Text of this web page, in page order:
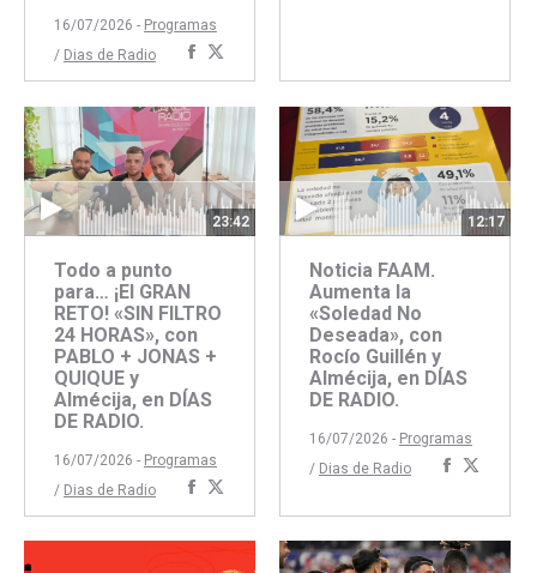
16/07/2026 - Programas
/ Dias de Radio
Compartir
con
Facebook
con
Twitter
23:42
Todo a punto
para… ¡El GRAN
RETO! «SIN FILTRO
24 HORAS», con
PABLO + JONAS +
QUIQUE y
Almécija, en DÍAS
DE RADIO.
16/07/2026 - Programas
/ Dias de Radio
Compartir
con
Facebook
con
Twitter
12:17
Noticia FAAM.
Aumenta la
«Soledad No
Deseada», con
Rocío Guillén y
Almécija, en DÍAS
DE RADIO.
16/07/2026 - Programas
/ Dias de Radio
Compartir